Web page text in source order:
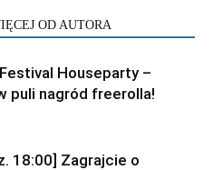
OD AUTORA
Houseparty –
puli nagród freerolla!
18:00] Zagrajcie o